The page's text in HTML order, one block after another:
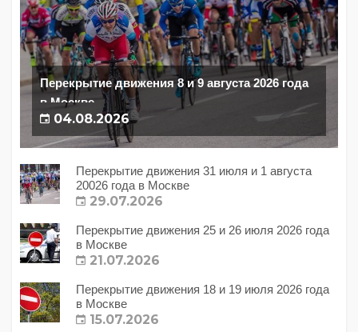
Перекрытие движения 8 и 9 августа 2026 года
в Москве
04.08.2026
Перекрытие движения 31 июля и 1 августа
20026 года в Москве
29.07.2026
Перекрытие движения 25 и 26 июля 2026 года
в Москве
21.07.2026
Перекрытие движения 18 и 19 июля 2026 года
в Москве
15.07.2026